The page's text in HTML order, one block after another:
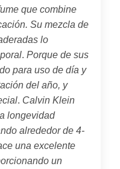
que combine
Su mezcla de
lo
. Porque de sus
para uso de día y
del año, y
. Calvin Klein
longevidad
alrededor de 4-
una excelente
un